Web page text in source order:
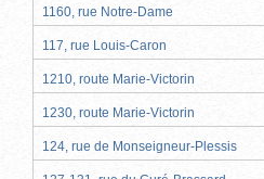
1160, rue Notre-Dame
117, rue Louis-Caron
1210, route Marie-Victorin
1230, route Marie-Victorin
124, rue de Monseigneur-Plessis